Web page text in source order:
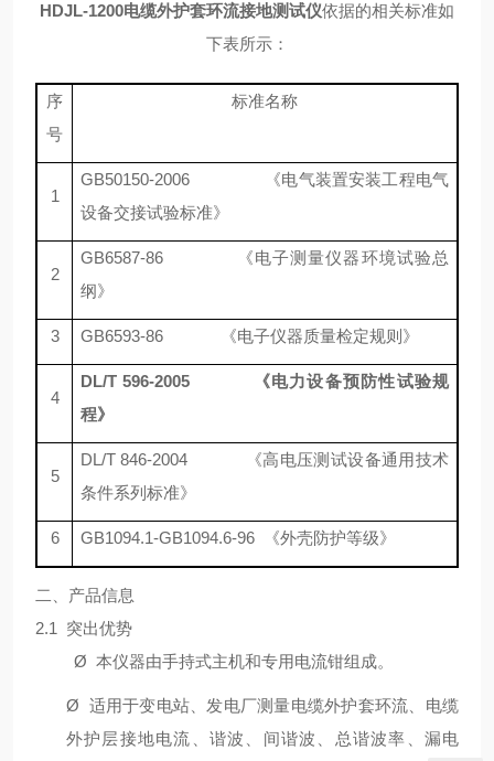
HDJL-1200电缆外护套环流接地测试仪依据的相关标准如
下表所示：
序
号
标准名称
1
GB50150-2006 《电气装置安装工程电气
设备交接试验标准》
2
GB6587-86
《电子测量仪器环境试验总
纲》
3 GB6593-86 《电子仪器质量检定规则》
4
DL/T 596-2005
《电力设备预防性试验规
程》
5
DL/T 846-2004 《高电压测试设备通用技术
条件系列标准》
6 GB1094.1-GB1094.6-96 《外壳防护等级》
二、产品信息
2.1 突出优势
Ø 本仪器由手持式主机和专用电流钳组成。
Ø 适用于变电站、发电厂测量电缆外护套环流、电缆
外护层接地电流、谐波、间谐波、总谐波率、漏电